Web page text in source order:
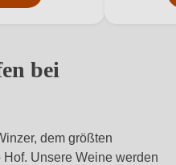
bei
dem größten
Unsere Weine werden